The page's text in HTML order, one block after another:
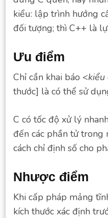
kiểu: lập trình hướng
đối tượng; thì C++ là
Ưu điểm
Chỉ cần khai báo <kiểu
thước] là có thể sử
C có tốc độ xử lý
đến các phần tử trong
cách chỉ định số cho
Nhược điểm
Khi cấp pháp mảng
kích thước xác định